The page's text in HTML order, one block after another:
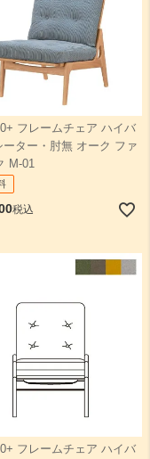
フレームチェア ハイバ
ーター・肘無 オーク ファ
M-01
税込
フレームチェア ハイバ